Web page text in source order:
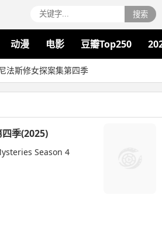
搜索
动漫 电影 豆瓣Top250
法斯修女探案集第四季
季(2025)
Season 4